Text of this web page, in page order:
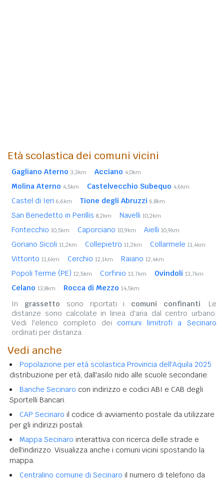
Età scolastica dei comuni vicini
Gagliano Aterno 3,3km Acciano 4,0km
Molina Aterno 4,5km Castelvecchio Subequo 4,6km
Castel di Ieri 6,6km Tione degli Abruzzi 6,8km
San Benedetto in Perillis 8,2km Navelli 10,2km
Fontecchio 10,5km Caporciano 10,9km Aielli 10,9km
Goriano Sicoli 11,2km Collepietro 11,2km Collarmele 11,4km
Vittorito 11,6km Cerchio 12,1km Raiano 12,4km
Popoli Terme (PE) 12,5km Corfinio 13,7km Ovindoli 13,7km
Celano 13,8km Rocca di Mezzo 14,5km
In grassetto sono riportati i comuni confinanti. Le
distanze sono calcolate in linea d'aria dal centro urbano.
Vedi l'elenco completo dei comuni limitrofi a Secinaro
ordinati per distanza.
Vedi anche
Popolazione per età scolastica Provincia dell'Aquila 2025
distribuzione per età, dall'asilo nido alle scuole secondarie.
Banche Secinaro con indirizzo e codici ABI e CAB degli
Sportelli Bancari.
CAP Secinaro il codice di avviamento postale da utilizzare
per gli indirizzi postali.
Mappa Secinaro interattiva con ricerca delle strade e
dell'indirizzo. Visualizza anche i comuni vicini spostando la
mappa.
Centralino comune di Secinaro il numero di telefono da